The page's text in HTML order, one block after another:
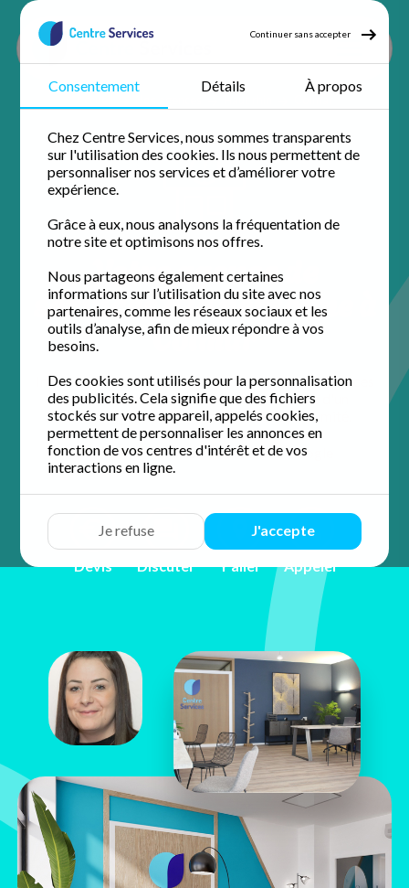
Continuer sans accepter
Consentement Détails À propos
Chez Centre Services, nous sommes transparents
sur l'utilisation des cookies. Ils nous permettent de
personnaliser nos services et d’améliorer votre
expérience.
Grâce à eux, nous analysons la fréquentation de
notre site et optimisons nos offres.
Nous partageons également certaines
informations sur l’utilisation du site avec nos
partenaires, comme les réseaux sociaux et les
outils d’analyse, afin de mieux répondre à vos
besoins.
Des cookies sont utilisés pour la personnalisation
des publicités. Cela signifie que des fichiers
stockés sur votre appareil, appelés cookies,
permettent de personnaliser les annonces en
fonction de vos centres d'intérêt et de vos
interactions en ligne.
Je refuse J'accepte
Votre agence de
services à la personne à
Colmar
Installée au cœur de la ville, l'équipe de Centre Services
Colmar simplifie votre quotidien. Profitez d'un
accompagnement personnalisé et de proximité.
4.8 / 5 sur 28 avisGoogle
Devis Discuter Y aller Appeler
Léa Schueller
80 Avenue de la République
68000 Colmar